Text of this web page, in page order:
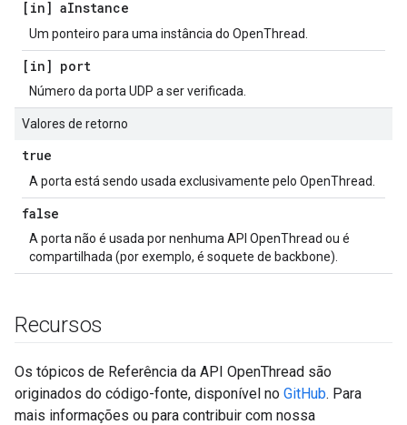
[in] aInstance
Um ponteiro para uma instância do OpenThread.
[in] port
Número da porta UDP a ser verificada.
Valores de retorno
true
A porta está sendo usada exclusivamente pelo OpenThread.
false
A porta não é usada por nenhuma API OpenThread ou é
compartilhada (por exemplo, é soquete de backbone).
Recursos
Os tópicos de Referência da API OpenThread são
originados do código-fonte, disponível no GitHub. Para
mais informações ou para contribuir com nossa